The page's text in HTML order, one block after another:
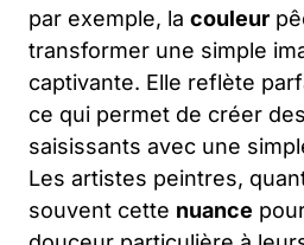
par exemple, la couleur
transformer une simple
captivante. Elle reflète
ce qui permet de créer
saisissants avec une
Les artistes peintres,
souvent cette nuance